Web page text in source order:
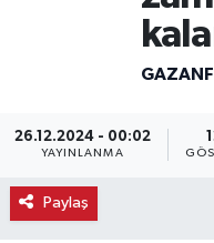
26.12.2024 - 00:02
YAYINLANMA
Paylaş
Kargı